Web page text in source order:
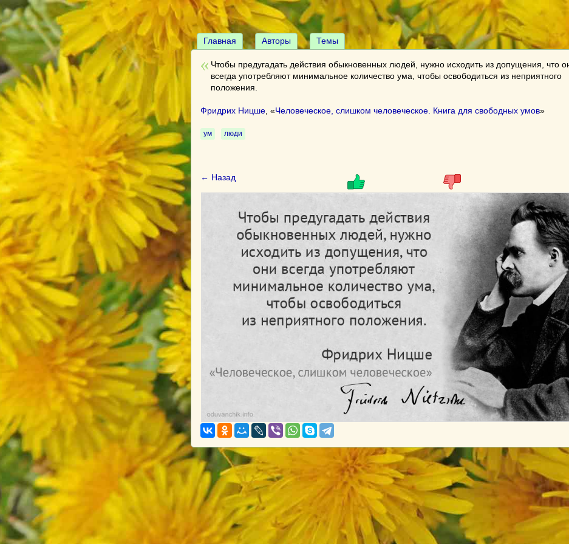
Главная Авторы Темы
Чтобы предугадать действия обыкновенных людей, нужно исходить из допущения, что
всегда употребляют минимальное количество ума, чтобы освободиться из неприятного
положения.
Фридрих Ницше , «Человеческое, слишком человеческое. Книга для свободных умов»
ум люди
← Назад